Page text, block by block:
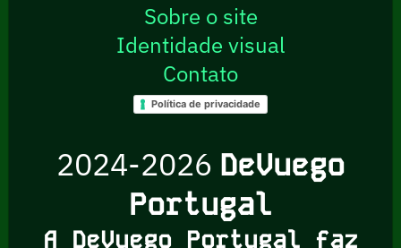
Sobre o site
Identidade visual
Contato
Política de privacidade
2024-2026 DeVuego
Portugal
A DeVuego Portugal faz